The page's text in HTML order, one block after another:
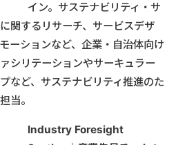
イン。サステナビリティ・サ
関するリサーチ、サービスデザ
ーションなど、企業・自治体向け
シリテーションやサーキュラー
など、サステナビリティ推進のた
当。
Industry Foresight